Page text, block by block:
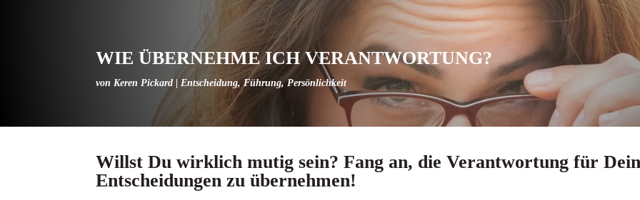
WIE ÜBERNEHME ICH VERANTWORTUNG?
von Keren Pickard| Entscheidung,Führung,Persönlichkeit
Willst Du wirklich mutig sein? Fang an, die Verantwortung für
Entscheidungen zu übernehmen!